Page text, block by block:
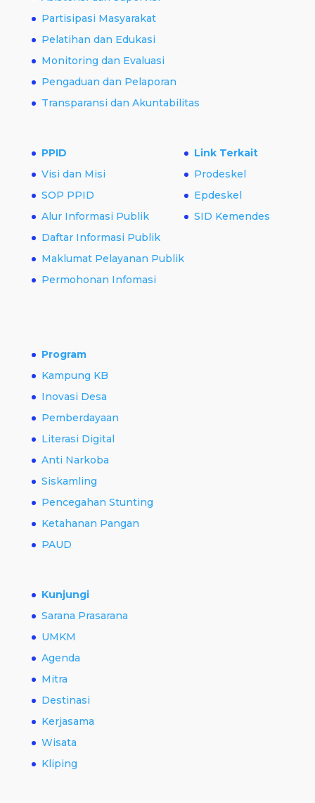
Partisipasi Masyarakat
Pelatihan dan Edukasi
Monitoring dan Evaluasi
Pengaduan dan Pelaporan
Transparansi dan Akuntabilitas
PPID
Visi dan Misi
SOP PPID
Alur Informasi Publik
Daftar Informasi Publik
Maklumat Pelayanan Publik
Permohonan Infomasi
Link Terkait
Prodeskel
Epdeskel
SID Kemendes
Program
Kampung KB
Inovasi Desa
Pemberdayaan
Literasi Digital
Anti Narkoba
Siskamling
Pencegahan Stunting
Ketahanan Pangan
PAUD
Kunjungi
Sarana Prasarana
UMKM
Agenda
Mitra
Destinasi
Kerjasama
Wisata
Kliping